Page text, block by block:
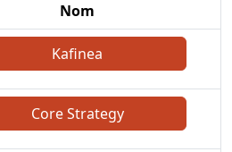
Nom
Kafinea
Core Strategy